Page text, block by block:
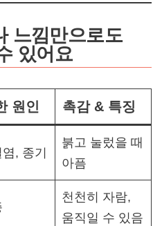
느낌만으로도
있어요
원인 촉감 & 특징
, 종기
붉고 눌렀을 때
아픔
천천히 자람,
움직일 수 있음